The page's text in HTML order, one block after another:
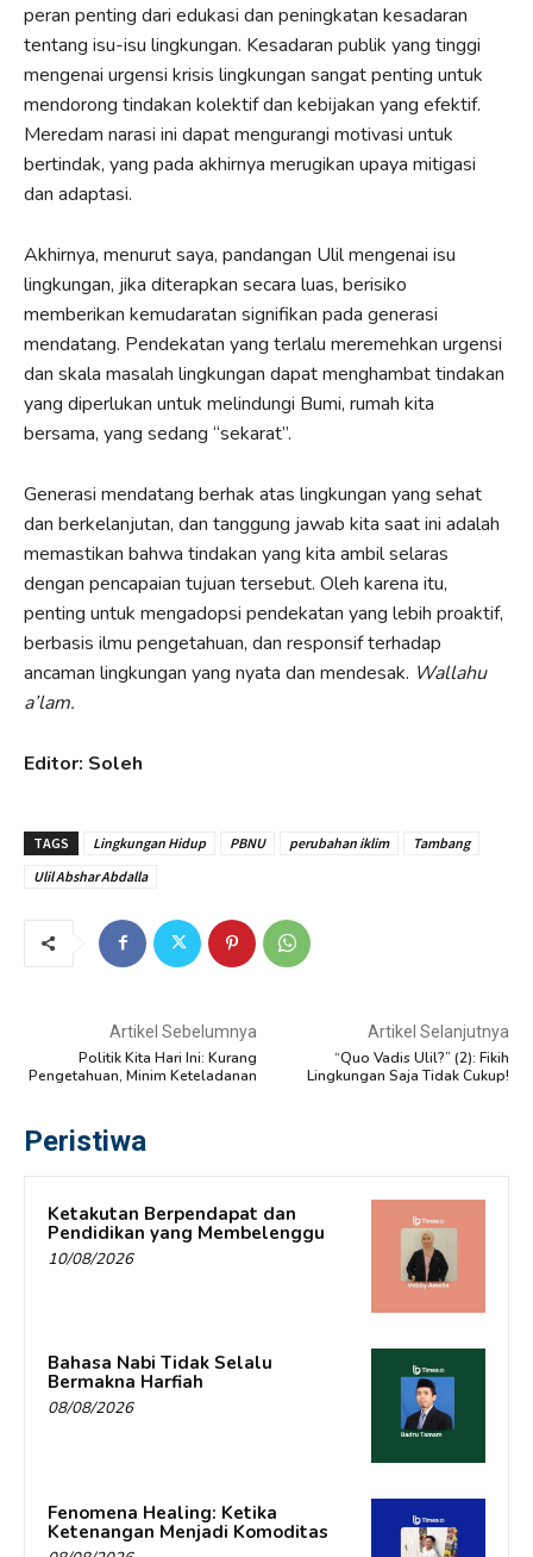
peran penting dari edukasi dan peningkatan kesadaran
tentang isu-isu lingkungan. Kesadaran publik yang tinggi
mengenai urgensi krisis lingkungan sangat penting untuk
mendorong tindakan kolektif dan kebijakan yang efektif.
Meredam narasi ini dapat mengurangi motivasi untuk
bertindak, yang pada akhirnya merugikan upaya mitigasi
dan adaptasi.
Akhirnya, menurut saya, pandangan Ulil mengenai isu
lingkungan, jika diterapkan secara luas, berisiko
memberikan kemudaratan signifikan pada generasi
mendatang. Pendekatan yang terlalu meremehkan urgensi
dan skala masalah lingkungan dapat menghambat tindakan
yang diperlukan untuk melindungi Bumi, rumah kita
bersama, yang sedang “sekarat”.
Generasi mendatang berhak atas lingkungan yang sehat
dan berkelanjutan, dan tanggung jawab kita saat ini adalah
memastikan bahwa tindakan yang kita ambil selaras
dengan pencapaian tujuan tersebut. Oleh karena itu,
penting untuk mengadopsi pendekatan yang lebih proaktif,
berbasis ilmu pengetahuan, dan responsif terhadap
ancaman lingkungan yang nyata dan mendesak. Wallahu
a’lam.
Editor: Soleh
TAGS Lingkungan Hidup PBNU perubahan iklim
Tambang
Ulil Abshar Abdalla
Artikel Sebelumnya
Politik Kita Hari Ini: Kurang
Pengetahuan, Minim Keteladanan
Artikel Selanjutnya
“Quo Vadis Ulil?” (2): Fikih
Lingkungan Saja Tidak Cukup!
Peristiwa
Ketakutan Berpendapat dan
Pendidikan yang Membelenggu
10/08/2026
Bahasa Nabi Tidak Selalu
Bermakna Harfiah
08/08/2026
Fenomena Healing: Ketika
Ketenangan Menjadi Komoditas